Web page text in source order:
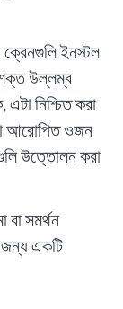
ক্রেনগুলি ইনস্টল
শক্ত উল্লম্ব
নিশ্চিত করা
আরোপিত ওজন
উত্তোলন করা
বা সমর্থন
জন্য একটি